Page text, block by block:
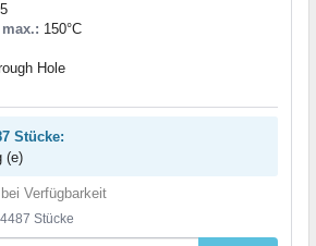
150°C
Hole
Stücke:
(e)
Verfügbarkeit
Stücke